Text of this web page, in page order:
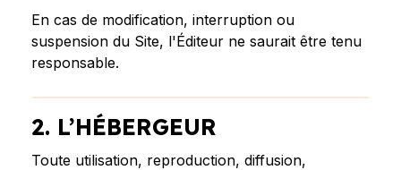
En cas de modification, interruption ou
suspension du Site, l'Éditeur ne saurait être tenu
responsable.
2. L’HÉBERGEUR
Toute utilisation, reproduction, diffusion,